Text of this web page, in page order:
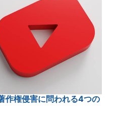
作権侵害に問われる4つの